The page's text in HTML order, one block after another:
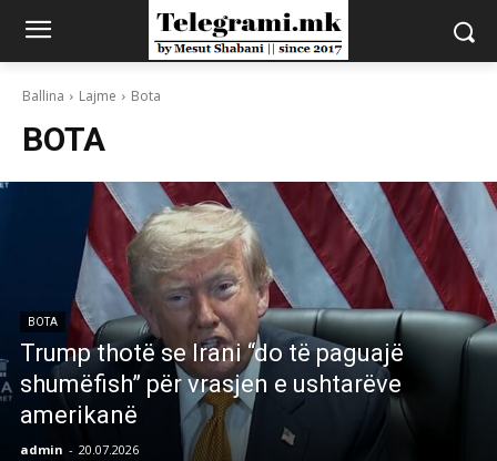
Ballina Lajme Bota
BOTA
BOTA
Trump thotë se Irani “do të paguajë
shumëfish” për vrasjen e ushtarëve
amerikanë
admin - 20.07.2026